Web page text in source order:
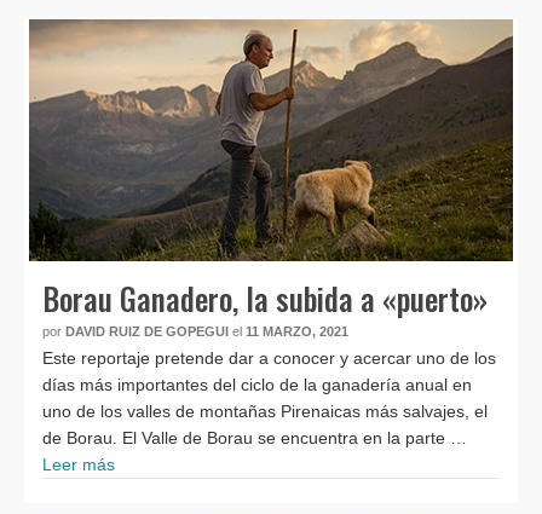
Borau Ganadero, la subida a «puerto»
por DAVID RUIZ DE GOPEGUI el 11 MARZO, 2021
Este reportaje pretende dar a conocer y acercar uno de los
días más importantes del ciclo de la ganadería anual en
uno de los valles de montañas Pirenaicas más salvajes, el
de Borau. El Valle de Borau se encuentra en la parte …
Leer más